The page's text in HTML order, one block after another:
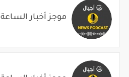
موجز أخبار الساعة 2 م 2026/08/07